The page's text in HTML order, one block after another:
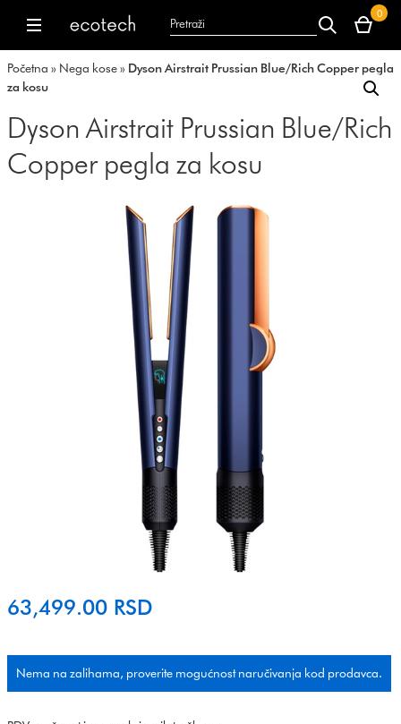
dyson.co.uk
dyson.co.uk
Vaša
korpa
je
trenutno
prazna.
0
Početna » Nega kose» Dyson Airstrait Prussian Blue/Rich Copper pegla
za kosu
Dyson Airstrait Prussian Blue/Rich
Copper pegla za kosu
63,499.00 RSD
Nema na zalihama, proverite mogućnost naručivanja kod prodavca.